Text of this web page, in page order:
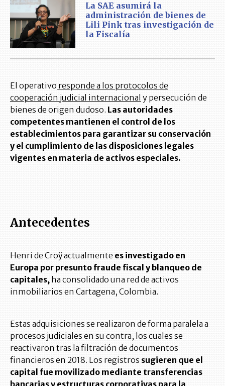
La SAE asumirá la
administración de bienes de
Lili Pink tras investigación de
la Fiscalía
El operativo responde a los protocolos de
cooperación judicial internacional y persecución de
bienes de origen dudoso. Las autoridades
competentes mantienen el control de los
establecimientos para garantizar su conservación
y el cumplimiento de las disposiciones legales
vigentes en materia de activos especiales.
Antecedentes
Henri de Croÿ actualmente es investigado en
Europa por presunto fraude fiscal y blanqueo de
capitales, ha consolidado una red de activos
inmobiliarios en Cartagena, Colombia.
Estas adquisiciones se realizaron de forma paralela a
procesos judiciales en su contra, los cuales se
reactivaron tras la filtración de documentos
financieros en 2018. Los registros sugieren que el
capital fue movilizado mediante transferencias
bancarias y estructuras corporativas para la